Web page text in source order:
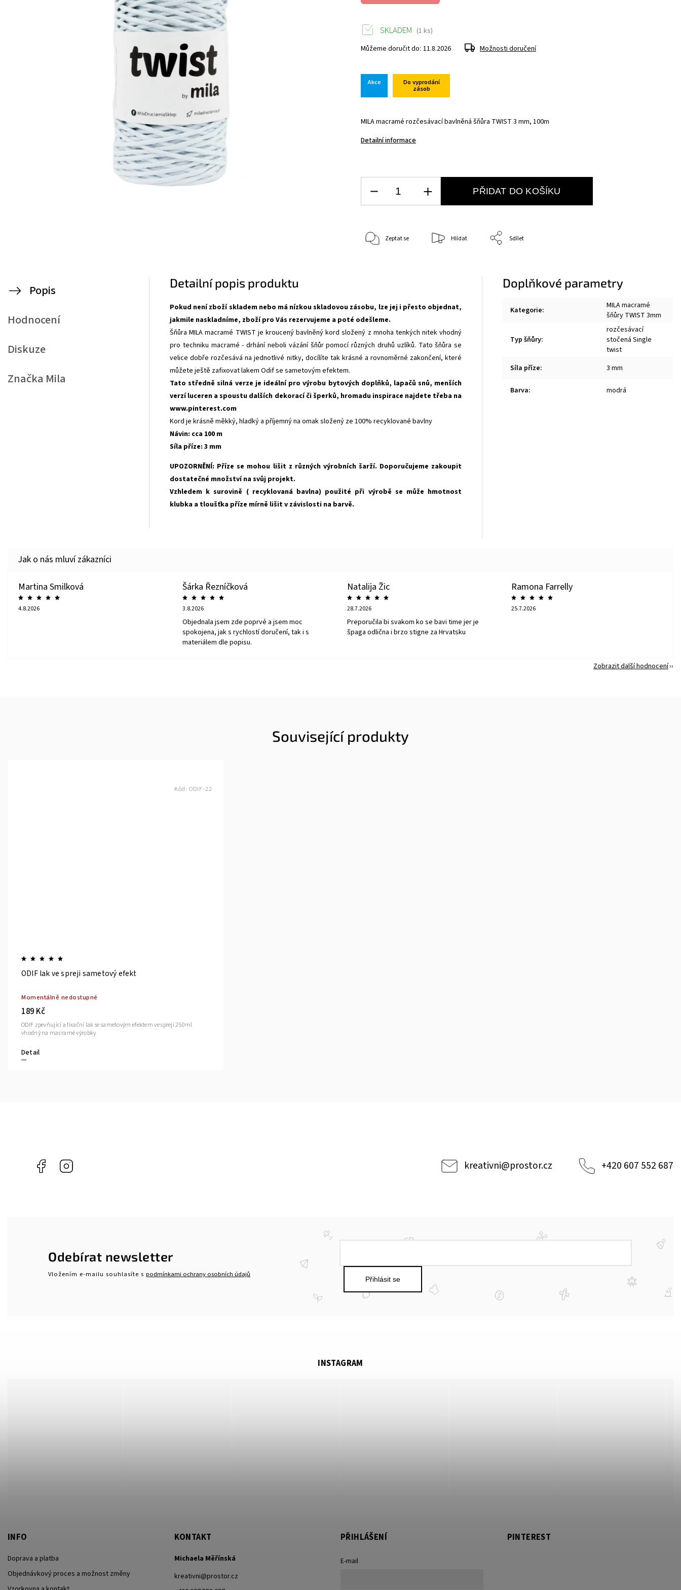
Akce Do vyprodání
zásob
MILA macramé rozčesávací bavlněná šňůra TWIST 3 mm, 100m
Detailní informace
SKLADEM (1 ks)
Můžeme doručit do: 11.8.2026 Možnosti doručení
PŘIDAT DO KOŠÍKU
Zeptat se Hlídat Sdílet
Popis
Hodnocení
Diskuze
Značka Mila
Detailní popis produktu
Pokud není zboží skladem nebo má nízkou skladovou zásobu, lze jej i přesto objednat,
jakmile naskladníme, zboží pro Vás rezervujeme a poté odešleme.
Šňůra MILA macramé TWIST je kroucený bavlněný kord složený z mnoha tenkých nitek vhodný
pro techniku macramé - drhání neboli vázání šňůr pomocí různých druhů uzlíků. Tato šňůra se
velice dobře rozčesává na jednotlivé nitky, docílíte tak krásné a rovnoměrné zakončení, které
můžete ještě zafixovat lakem Odif se sametovým efektem.
Tato středně silná verze je ideální pro výrobu bytových doplňků, lapačů snů, menších
verzí luceren a spoustu dalších dekorací či šperků, hromadu inspirace najdete třeba na
www.pinterest.com
Kord je krásně měkký, hladký a příjemný na omak složený ze 100% recyklované bavlny
Návin: cca 100 m
Síla příze: 3 mm
UPOZORNĚNÍ: Příze se mohou lišit z různých výrobních šarží. Doporučujeme zakoupit
dostatečné množství na svůj projekt.
Vzhledem k surovině ( recyklovaná bavlna) použité při výrobě se může hmotnost
klubka a tloušťka příze mírně lišit v závislosti na barvě.
Doplňkové parametry
Kategorie:
MILA macramé
šňůry TWIST 3mm
Typ šňůry:
rozčesávací
stočená Single
twist
Síla příze: 3 mm
Barva: modrá
Martina Smilková
4.8.2026
Šárka Řezníčková
3.8.2026
Objednala jsem zde poprvé a jsem moc
spokojena, jak s rychlostí doručení, tak i s
materiálem dle popisu.
Natalija Žic
28.7.2026
Preporučila bi svakom ko se bavi time jer je
špaga odlična i brzo stigne za Hrvatsku
Ramona Farrelly
25.7.2026
Zobrazit další hodnocení
Související produkty
ODIF lak ve spreji sametový efekt
Momentálně nedostupné
189 Kč
Detail
ODIF zpevňující a fixační lak se sametovým efektem ve spreji 250ml
vhodný na macramé výrobky
Kód: ODIF-22
Facebook kreativni@prostor.cz +420 607 552 687
Odebírat newsletter
Vložením e-mailu souhlasíte s podmínkami ochrany osobních údajů
Přihlásit se
INFO
Doprava a platba
Objednávkový proces a možnost změny
KONTAKT
Michaela Měřínská
kreativni@prostor.cz
PŘIHLÁŠENÍ
E-mail
INSTAGRAM
PINTEREST